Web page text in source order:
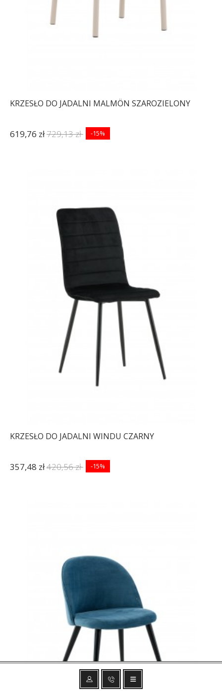
KRZESŁO DO JADALNI MALMÖN SZAROZIELONY
619,76 zł729,13 zł -15%
KRZESŁO DO JADALNI WINDU CZARNY
357,48 zł420,56 zł -15%